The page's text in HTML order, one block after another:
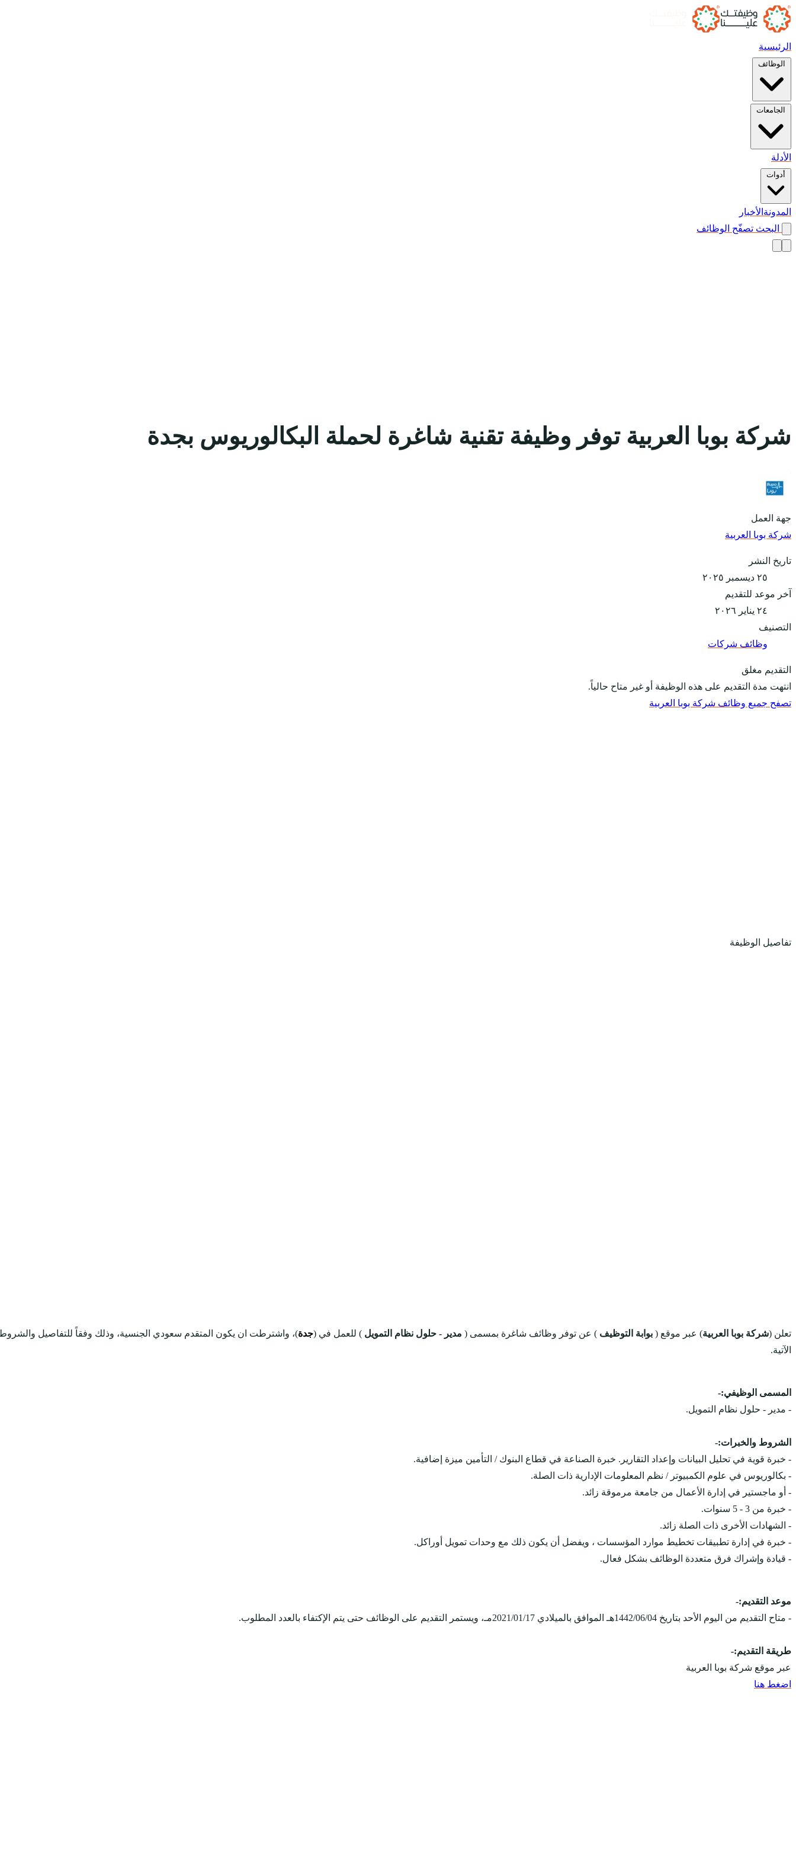
الرئيسية
الوظائف
الجامعات
الأدلة
أدوات
المدونة الأخبار
البحث تصفّح الوظائف
شركة بوبا العربية توفر وظيفة تقنية شاغرة لحملة البكالوريوس بجدة
جهة العمل
شركة بوبا العربية
تاريخ النشر
٢٥ ديسمبر ٢٠٢٥
آخر موعد للتقديم
٢٤ يناير ٢٠٢٦
التصنيف
وظائف شركات
التقديم مغلق
انتهت مدة التقديم على هذه الوظيفة أو غير متاح حالياً.
تصفح جميع وظائف شركة بوبا العربية
تفاصيل الوظيفة
تعلن (شركة بوبا العربية) عبر موقع ( بوابة التوظيف ) عن توفر وظائف شاغرة بمسمى ( مدير - حلول نظام التمويل ) للعمل في (جدة)، واشترطت ان يكون المتقدم سعودي الجنسية، وذلك وفقاً للتفاصيل
الآتية.
المسمى الوظيفي:-
- مدير - حلول نظام التمويل.
الشروط والخبرات:-
- خبرة قوية في تحليل البيانات وإعداد التقارير. خبرة الصناعة في قطاع البنوك / التأمين ميزة إضافية.
- بكالوريوس في علوم الكمبيوتر / نظم المعلومات الإدارية ذات الصلة.
- أو ماجستير في إدارة الأعمال من جامعة مرموقة زائد.
- خبرة من 3 - 5 سنوات.
- الشهادات الأخرى ذات الصلة زائد.
- خبرة في إدارة تطبيقات تخطيط موارد المؤسسات ، ويفضل أن يكون ذلك مع وحدات تمويل أوراكل.
- قيادة وإشراك فرق متعددة الوظائف بشكل فعال.
موعد التقديم:-
- متاح التقديم من اليوم الأحد بتاريخ 1442/06/04هـ الموافق بالميلادي 2021/01/17مـ، ويستمر التقديم على الوظائف حتى يتم الإكتفاء بالعدد المطلوب.
طريقة التقديم:-
عبر موقع شركة بوبا العربية
اضغط هنا